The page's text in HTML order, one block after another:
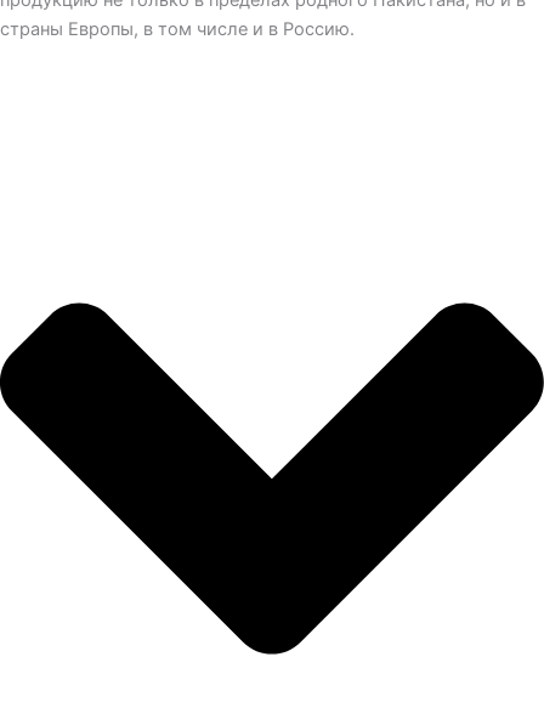
страны Европы, в том числе и в Россию.